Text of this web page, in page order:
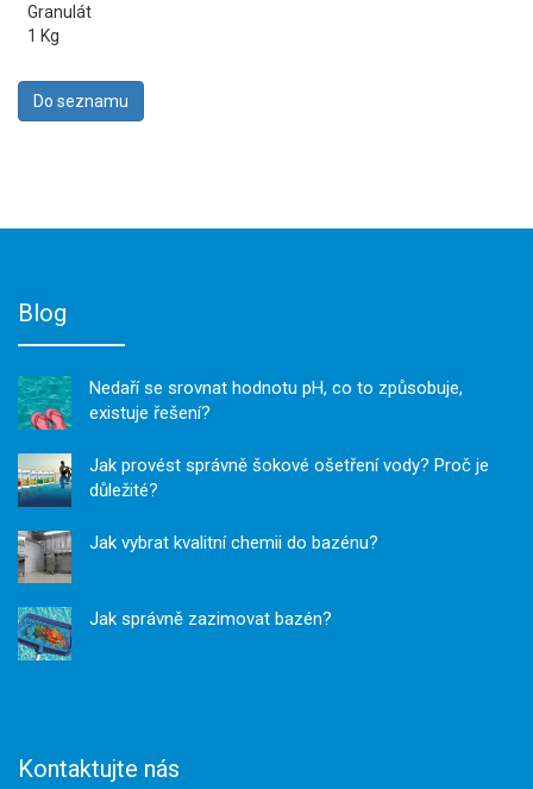
Granulát
1 Kg
Blog
Nedaří se srovnat hodnotu pH, co to způsobuje,
existuje řešení?
Jak provést správně šokové ošetření vody? Proč je
důležité?
Jak vybrat kvalitní chemii do bazénu?
Jak správně zazimovat bazén?
Kontaktujte nás